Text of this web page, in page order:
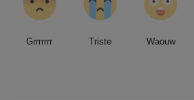
Grrrrrrr Triste Waouw